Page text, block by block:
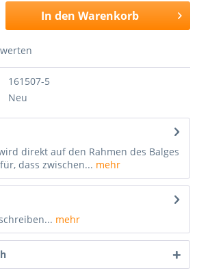
In den Warenkorb
161507-5
Neu
direkt auf den Rahmen des Balges
dass zwischen... mehr
mehr